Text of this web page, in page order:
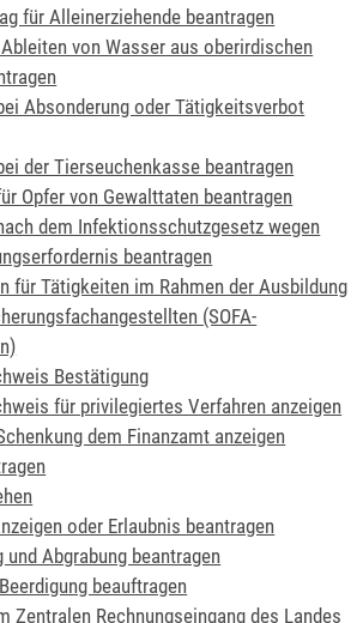
für Alleinerziehende beantragen
von Wasser aus oberirdischen
Absonderung oder Tätigkeitsverbot
der Tierseuchenkasse beantragen
Opfer von Gewalttaten beantragen
dem Infektionsschutzgesetz wegen
beantragen
für Tätigkeiten im Rahmen der Ausbildung
(SOFA-
Bestätigung
für privilegiertes Verfahren anzeigen
dem Finanzamt anzeigen
oder Erlaubnis beantragen
und Abgrabung beantragen
beauftragen
Zentralen Rechnungseingang des Landes